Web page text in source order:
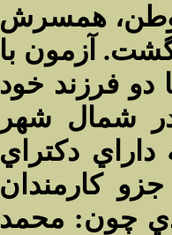
وطن‌، همسرش
آزمون با
دو فرزند خود
در شمال شهر
دكتراي
كارمندان
چون‌: محمد